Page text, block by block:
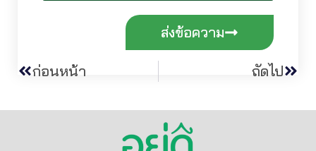
ส่งข้อความ
ก่อนหน้า ถัดไป